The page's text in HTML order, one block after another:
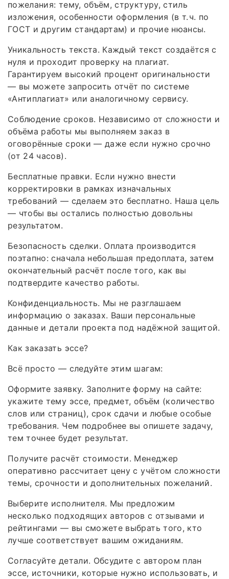
пожелания: тему, объём, структуру, стиль
изложения, особенности оформления (в т. ч. по
ГОСТ и другим стандартам) и прочие нюансы.
Уникальность текста. Каждый текст создаётся с
нуля и проходит проверку на плагиат.
Гарантируем высокий процент оригинальности
— вы можете запросить отчёт по системе
«Антиплагиат» или аналогичному сервису.
Соблюдение сроков. Независимо от сложности и
объёма работы мы выполняем заказ в
оговорённые сроки — даже если нужно срочно
(от 24 часов).
Бесплатные правки. Если нужно внести
корректировки в рамках изначальных
требований — сделаем это бесплатно. Наша цель
— чтобы вы остались полностью довольны
результатом.
Безопасность сделки. Оплата производится
поэтапно: сначала небольшая предоплата, затем
окончательный расчёт после того, как вы
подтвердите качество работы.
Конфиденциальность. Мы не разглашаем
информацию о заказах. Ваши персональные
данные и детали проекта под надёжной защитой.
Как заказать эссе?
Всё просто — следуйте этим шагам:
Оформите заявку. Заполните форму на сайте:
укажите тему эссе, предмет, объём (количество
слов или страниц), срок сдачи и любые особые
требования. Чем подробнее вы опишете задачу,
тем точнее будет результат.
Получите расчёт стоимости. Менеджер
оперативно рассчитает цену с учётом сложности
темы, срочности и дополнительных пожеланий.
Выберите исполнителя. Мы предложим
несколько подходящих авторов с отзывами и
рейтингами — вы сможете выбрать того, кто
лучше соответствует вашим ожиданиям.
Согласуйте детали. Обсудите с автором план
эссе, источники, которые нужно использовать, и